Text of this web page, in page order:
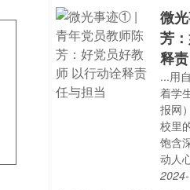
微
芳
释责
...用
着学
报网
校里
饱含
动人